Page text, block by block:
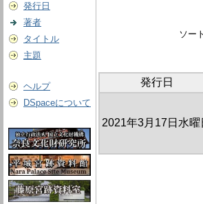
発行日
著者
タイトル
主題
ヘルプ
DSpaceについて
ソー
発行日
2021年3月17日水曜